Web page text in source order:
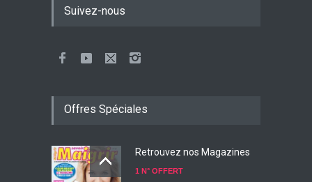
Suivez-nous
Offres Spéciales
Retrouvez nos Magazines
1 N° OFFERT